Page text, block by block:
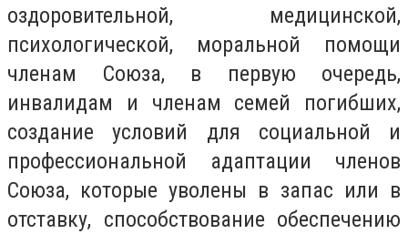
оздоровительной, медицинской,
психологической, моральной помощи
членам Союза, в первую очередь,
инвалидам и членам семей погибших,
создание условий для социальной и
профессиональной адаптации членов
Союза, которые уволены в запас или в
отставку, способствование обеспечению